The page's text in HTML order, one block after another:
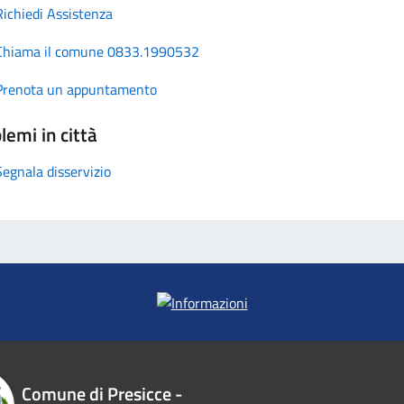
Assistenza
il comune 0833.1990532
un appuntamento
in città
disservizio
Comune di Presicce -